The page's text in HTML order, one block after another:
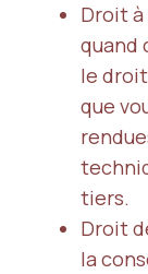
Droit
quand
le
que
tiers.
Droit
la